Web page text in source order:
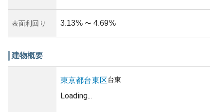
表面利回り 3.13% 〜 4.69%
建物概要
東京都台東区台東
Loading...